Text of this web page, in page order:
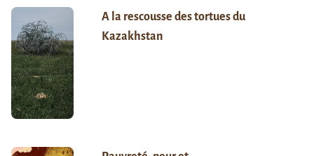
A la rescousse des tortues du
Kazakhstan